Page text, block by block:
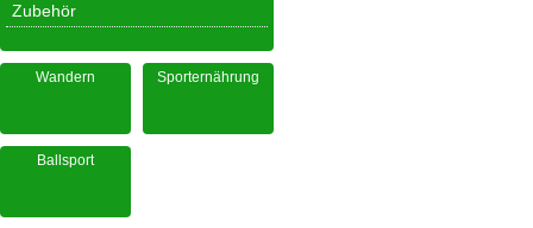
Zubehör
Wandern Sporternährung
Ballsport